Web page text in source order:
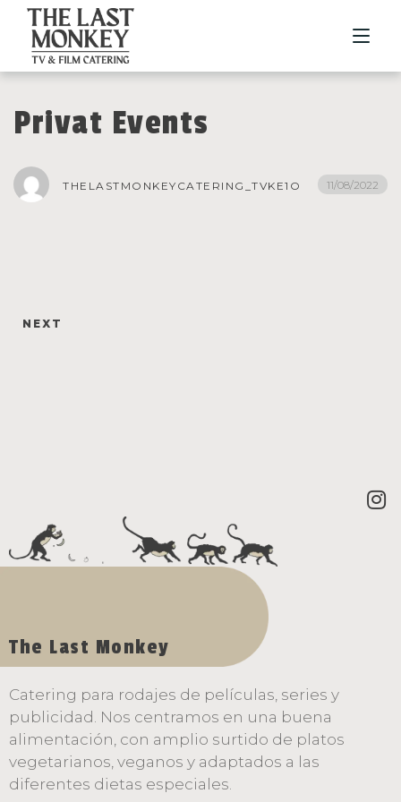
NOSOTROS
CONTACTO
Privat Events
THELASTMONKEYCATERING_TVKE1O 11/08/2022
NEXT
The Last Monkey
Catering para rodajes de películas, series y
publicidad. Nos centramos en una buena
alimentación, con amplio surtido de platos
vegetarianos, veganos y adaptados a las
diferentes dietas especiales.
Contacta ahora